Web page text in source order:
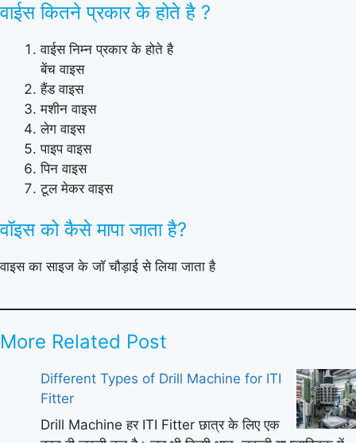
वाईस कितने प्रकार के होते है ?
वाईस निम्न प्रकार के होते है
बेंच वाइस
हैंड वाइस
मशीन वाइस
लेग वाइस
पाइप वाइस
पिन वाइस
टूल मेकर वाइस
वॉइस को कैसे मापा जाता है?
वाइस का साइज के जॉ चौड़ाई से लिया जाता है
More Related Post
Different Types of Drill Machine for ITI
Fitter
Drill Machine हर ITI Fitter छात्र के लिए एक